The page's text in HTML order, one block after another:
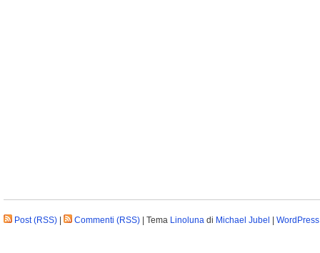
Post (RSS) Commenti (RSS) | Tema Linoluna di Michael Jubel WordPress